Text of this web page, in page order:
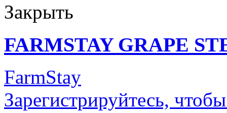
Закрыть
FARMSTAY GRAPE
FarmStay
Зарегистрируйтесь,